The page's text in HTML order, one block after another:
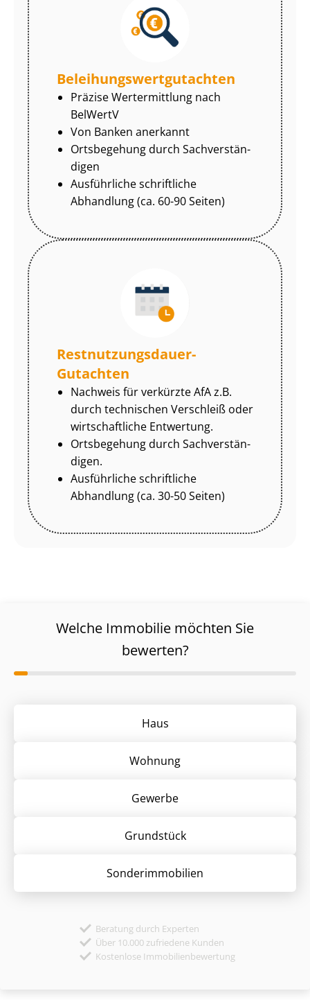
Be­lei­hungs­wert­gut­ach­ten
Präzise Wertermittlung nach
BelWertV
Von Banken anerkannt
Ortsbegehung durch Sach­ver­stän­
di­gen
Ausführliche schriftliche
Abhandlung (ca. 60-90 Seiten)
Rest­nut­zungs­dau­er-
Gutachten
Nachweis für verkürzte AfA z.B.
durch technischen Verschleiß oder
wirtschaftliche Entwertung.
Ortsbegehung durch Sach­ver­stän­
di­gen.
Ausführliche schriftliche
Abhandlung (ca. 30-50 Seiten)
Welche Immobilie möchten Sie
bewerten?
Haus
Wohnung
Gewerbe
Grund­stück
Sonder­immobilien
Beratung durch Experten
Über 10.000 zufriedene Kunden
Kostenlose Immobilienbewertung